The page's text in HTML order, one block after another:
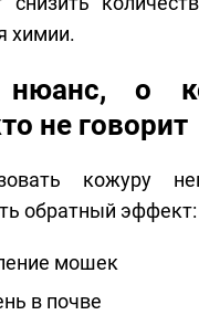
химии.
о
не говорит
кожуру
обратный эффект:
мошек
в почве